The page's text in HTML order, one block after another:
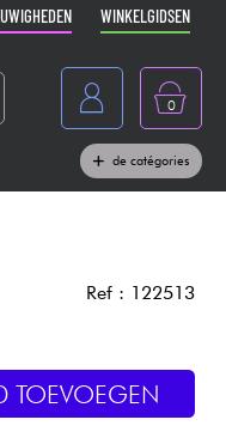
WINKELGIDSEN
0
de catégories
Ref : 122513
TOEVOEGEN